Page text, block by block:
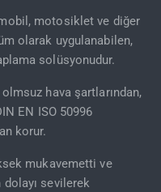
motosiklet ve diğer
olarak uygulanabilen,
solüsyonudur.
hava şartlarından,
EN ISO 50996
korur.
mukavemetti ve
sevilerek